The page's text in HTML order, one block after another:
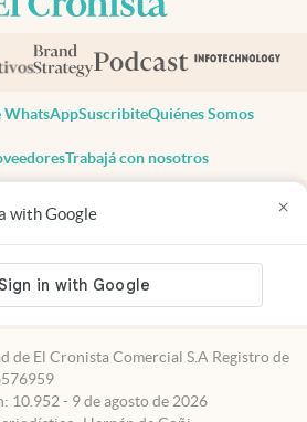
with Google ×
WhatsAppSuscribiteQuiénes Somos
Trabajá con nosotros
derechos reservados
Privacidad
Consentimiento
+54 11 7078-3270
de El Cronista Comercial S.A Registro de
10.952 - 9 de agosto de 2026